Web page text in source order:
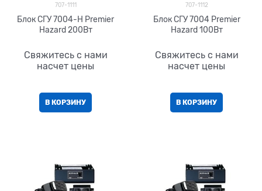
707-1111
Блок СГУ 7004-H Premier
Hazard 200Вт
Свяжитесь с нами
насчет цены
В КОРЗИНУ
707-1112
Блок СГУ 7004 Premier
Hazard 100Вт
Свяжитесь с нами
насчет цены
В КОРЗИНУ